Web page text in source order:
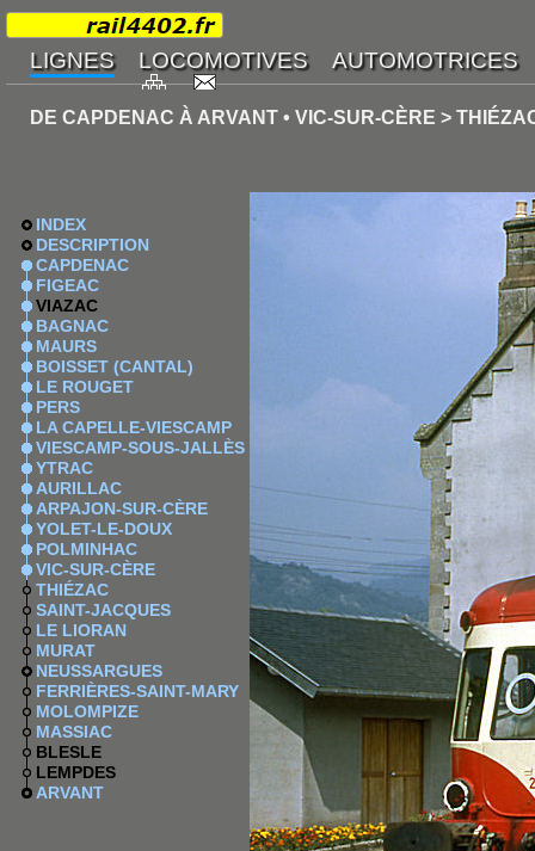
DE CAPDENAC À ARVANT • VIC-SUR-CÈRE >
INDEX
DESCRIPTION
CAPDENAC
FIGEAC
VIAZAC
BAGNAC
MAURS
BOISSET (CANTAL)
LE ROUGET
PERS
LA CAPELLE-VIESCAMP
VIESCAMP-SOUS-JALLÈS
YTRAC
AURILLAC
ARPAJON-SUR-CÈRE
YOLET-LE-DOUX
POLMINHAC
VIC-SUR-CÈRE
THIÉZAC
SAINT-JACQUES
LE LIORAN
MURAT
NEUSSARGUES
FERRIÈRES-SAINT-MARY
MOLOMPIZE
MASSIAC
BLESLE
LEMPDES
ARVANT